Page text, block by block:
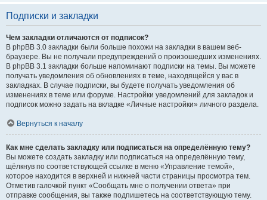
Подписки и закладки
Чем закладки отличаются от подписок?
В phpBB 3.0 закладки были больше похожи на закладки в вашем веб-
браузере. Вы не получали предупреждений о произошедших изменениях.
В phpBB 3.1 закладки больше напоминают подписки на темы. Вы можете
получать уведомления об обновлениях в теме, находящейся у вас в
закладках. В случае подписки, вы будете получать уведомления об
изменениях в теме или форуме. Настройки уведомлений для закладок и
подписок можно задать на вкладке «Личные настройки» личного раздела.
Вернуться к началу
Как мне сделать закладку или подписаться на определённую тему?
Вы можете создать закладку или подписаться на определённую тему,
щёлкнув по соответствующей ссылке в меню «Управление темой»,
которое находится в верхней и нижней части страницы просмотра тем.
Отметив галочкой пункт «Сообщать мне о получении ответа» при
отправке сообщения, вы также подпишетесь на соответствующую тему.